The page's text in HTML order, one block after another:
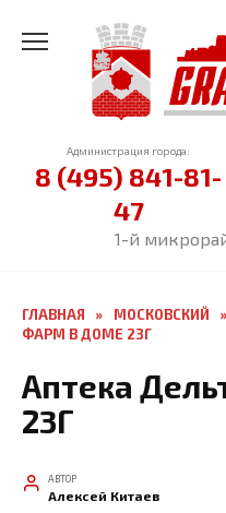
содержанию
Администрация города:
8 (495) 841-81-
47
1-й
ГЛАВНАЯ » МОСКОВСКИЙ »
ФАРМ В ДОМЕ 23Г
Аптека
23Г
АВТОР
Алексей Китаев